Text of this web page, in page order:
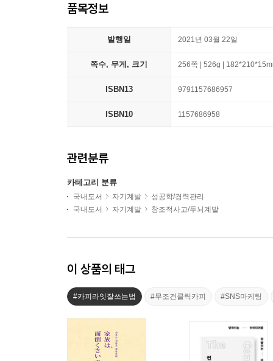
품목정보
발행일 2021년 03월 22일
쪽수, 무게, 크기 256쪽 | 526g |
ISBN13 9791157686957
ISBN10 1157686958
관련분류
카테고리 분류
국내도서 자기계발
성공학/경력관리
국내도서
자기계발 창조적사고/두뇌계발
이 상품의 태그
#카피라잇잘쓰는법 #무조건클릭카피 #SNS마케팅